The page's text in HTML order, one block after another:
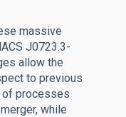
massive
J0723.3-
allow the
to previous
of processes
while